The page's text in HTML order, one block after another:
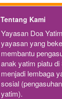
Tentang Kami
Yayasan Doa
yayasan yang
membantu
anak yatim piatu
menjadi lembaga
sosial
yatim).